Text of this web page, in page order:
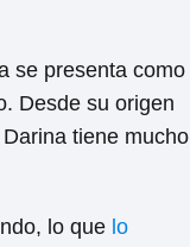
se presenta como
Desde su origen
tiene mucho
lo que lo